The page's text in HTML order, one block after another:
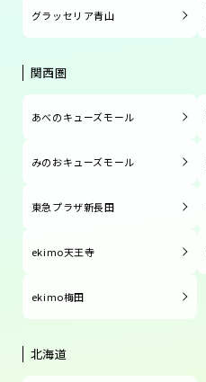
グラッセリア青山
関西圏
あべのキューズモール
みのおキューズモール
東急プラザ新長田
ekimo天王寺
ekimo梅田
北海道